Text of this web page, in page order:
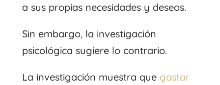
a sus propias necesidades y deseos.
Sin embargo, la investigación
psicológica sugiere lo contrario.
La investigación muestra que gastar